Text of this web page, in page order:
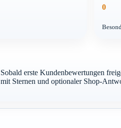
0
Sobald erste Kundenbewertungen
mit Sternen und optionaler Shop-